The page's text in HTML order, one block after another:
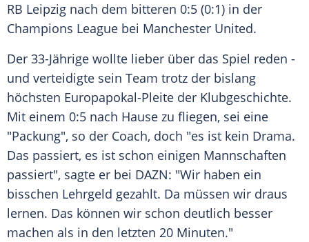
RB Leipzig nach dem bitteren 0:5 (0:1) in der
Champions League bei Manchester United.
Der 33-Jährige wollte lieber über das Spiel reden -
und verteidigte sein Team trotz der bislang
höchsten Europapokal-Pleite der Klubgeschichte.
Mit einem 0:5 nach Hause zu fliegen, sei eine
"Packung", so der Coach, doch "es ist kein Drama.
Das passiert, es ist schon einigen Mannschaften
passiert", sagte er bei DAZN: "Wir haben ein
bisschen Lehrgeld gezahlt. Da müssen wir draus
lernen. Das können wir schon deutlich besser
machen als in den letzten 20 Minuten."